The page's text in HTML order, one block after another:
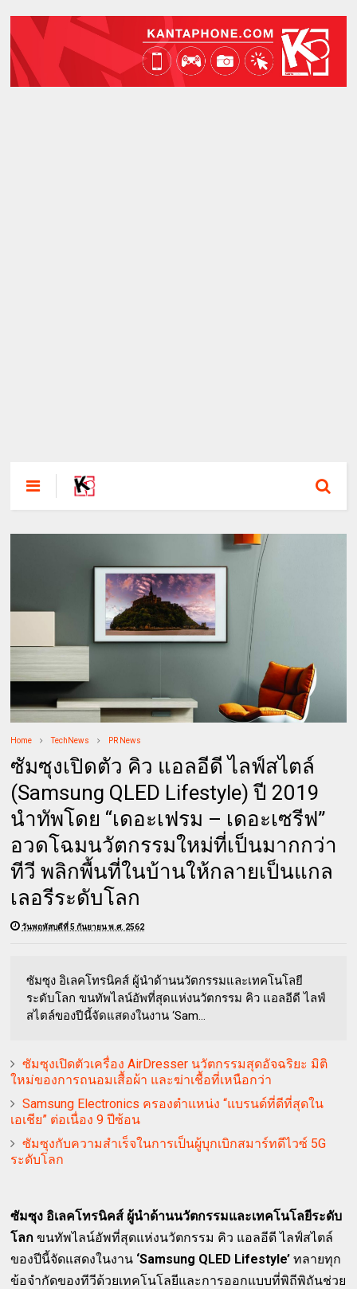
Home TechNews PR News
ซัมซุงเปิดตัว คิว แอลอีดี ไลฟ์สไตล์
(Samsung QLED Lifestyle) ปี 2019
นำทัพโดย “เดอะเฟรม – เดอะเซรีฟ”
อวดโฉมนวัตกรรมใหม่ที่เป็นมากกว่า
ทีวี พลิกพื้นที่ในบ้านให้กลายเป็นแกล
เลอรีระดับโลก
วันพฤหัสบดีที่ 5 กันยายน พ.ศ. 2562
ซัมซุง อิเลคโทรนิคส์ ผู้นำด้านนวัตกรรมและเทคโนโลยี
ระดับโลก ขนทัพไลน์อัพที่สุดแห่งนวัตกรรม คิว แอลอีดี ไลฟ์
สไตล์ของปีนี้จัดแสดงในงาน ‘Sam...
ซัมซุงเปิดตัวเครื่อง AirDresser นวัตกรรมสุดอัจฉริยะ มิติ
ใหม่ของการถนอมเสื้อผ้า และฆ่าเชื้อที่เหนือกว่า
Samsung Electronics ครองตำแหน่ง “แบรนด์ที่ดีที่สุดใน
เอเชีย” ต่อเนื่อง 9 ปีซ้อน
ซัมซุงกับความสำเร็จในการเป็นผู้บุกเบิกสมาร์ทดีไวซ์ 5G
ระดับโลก
ซัมซุง อิเลคโทรนิคส์ ผู้นำด้านนวัตกรรมและเทคโนโลยีระดับ
โลกขนทัพไลน์อัพที่สุดแห่งนวัตกรรม คิว แอลอีดี ไลฟ์สไตล์
ของปีนี้จัดแสดงในงาน ‘Samsung QLED Lifestyle’ทลายทุก
ข้อจำกัดของทีวีด้วยเทคโนโลยีและการออกแบบที่พิถีพิถันช่วย